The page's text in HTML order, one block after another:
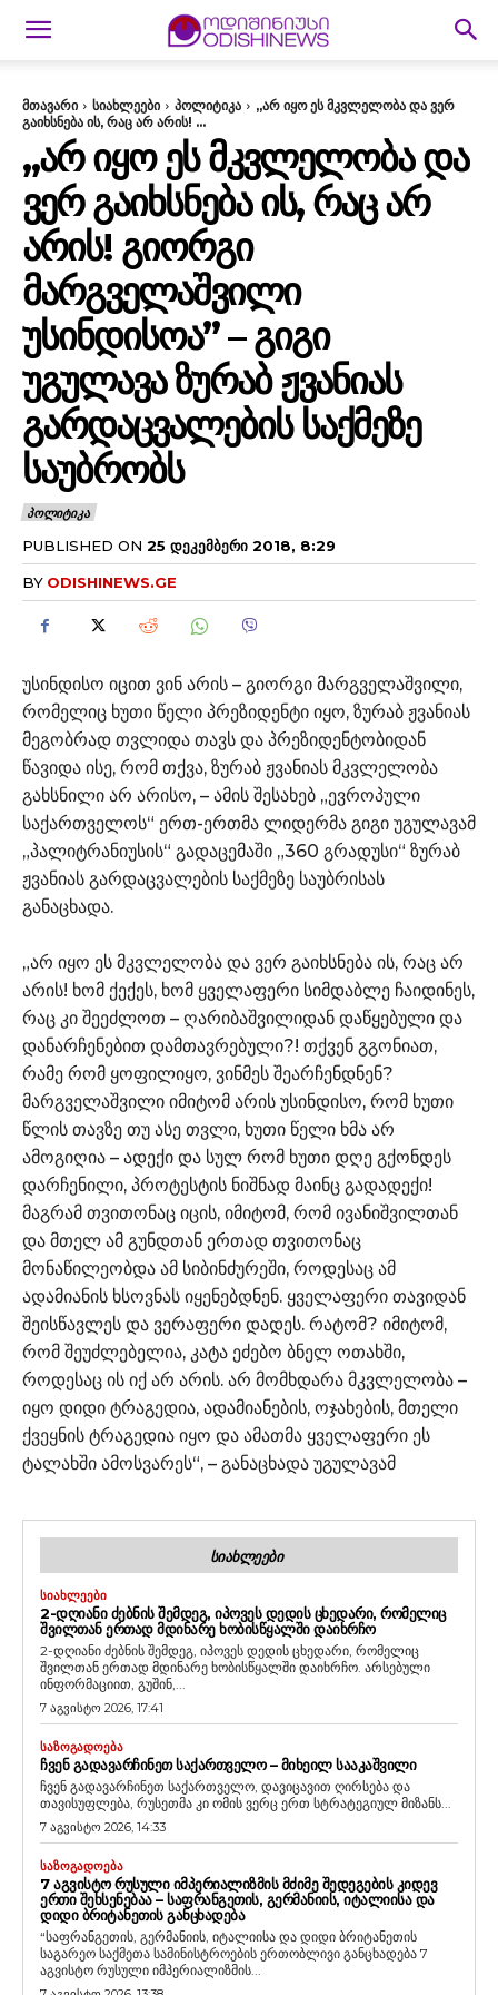
მთავარი სიახლეები პოლიტიკა
„არ იყო ეს მკვლელობა და ვერ
გაიხსნება ის, რაც არ არის! ...
„ᲐᲠ ᲘᲧᲝ ᲔᲡ ᲛᲙᲕᲚᲔᲚᲝᲑᲐ ᲓᲐ
ᲕᲔᲠ ᲒᲐᲘᲮᲡᲜᲔᲑᲐ ᲘᲡ, ᲠᲐᲪ ᲐᲠ
ᲐᲠᲘᲡ! ᲒᲘᲝᲠᲒᲘ
ᲛᲐᲠᲒᲕᲔᲚᲐᲨᲕᲘᲚᲘ
ᲣᲡᲘᲜᲓᲘᲡᲝᲐ” – ᲒᲘᲒᲘ
ᲣᲒᲣᲚᲐᲕᲐ ᲖᲣᲠᲐᲑ ᲟᲕᲐᲜᲘᲐᲡ
ᲒᲐᲠᲓᲐᲪᲕᲐᲚᲔᲑᲘᲡ ᲡᲐᲥᲛᲔᲖᲔ
ᲡᲐᲣᲑᲠᲝᲑᲡ
ᲞᲝᲚᲘᲢᲘᲙᲐ
PUBLISHED ON 25 ᲓᲔᲙᲔᲛᲑᲔᲠᲘ 2018, 8:29
BY ODISHINEWS.GE
უსინდისო იცით ვინ არის – გიორგი მარგველაშვილი,
რომელიც ხუთი წელი პრეზიდენტი იყო, ზურაბ ჟვანიას
მეგობრად თვლიდა თავს და პრეზიდენტობიდან
წავიდა ისე, რომ თქვა, ზურაბ ჟვანიას მკვლელობა
გახსნილი არ არისო, – ამის შესახებ „ევროპული
საქართველოს“ ერთ-ერთმა ლიდერმა გიგი უგულავამ
„პალიტრანიუსის“ გადაცემაში „360 გრადუსი“ ზურაბ
ჟვანიას გარდაცვალების საქმეზე საუბრისას
განაცხადა.
„არ იყო ეს მკვლელობა და ვერ გაიხსნება ის, რაც არ
არის! ხომ ქექეს, ხომ ყველაფერი სიმდაბლე ჩაიდინეს,
რაც კი შეეძლოთ – ღარიბაშვილიდან დაწყებული და
დანარჩენებით დამთავრებული?! თქვენ გგონიათ,
რამე რომ ყოფილიყო, ვინმეს შეარჩენდნენ?
მარგველაშვილი იმიტომ არის უსინდისო, რომ ხუთი
წლის თავზე თუ ასე თვლი, ხუთი წელი ხმა არ
ამოგიღია – ადექი და სულ რომ ხუთი დღე გქონდეს
დარჩენილი, პროტესტის ნიშნად მაინც გადადექი!
მაგრამ თვითონაც იცის, იმიტომ, რომ ივანიშვილთან
და მთელ ამ გუნდთან ერთად თვითონაც
მონაწილეობდა ამ სიბინძურეში, როდესაც ამ
ადამიანის ხსოვნას იყენებდნენ. ყველაფერი თავიდან
შეისწავლეს და ვერაფერი დადეს. რატომ? იმიტომ,
რომ შეუძლებელია, კატა ეძებო ბნელ ოთახში,
როდესაც ის იქ არ არის. არ მომხდარა მკვლელობა –
იყო დიდი ტრაგედია, ადამიანების, ოჯახების, მთელი
ქვეყნის ტრაგედია იყო და ამათმა ყველაფერი ეს
ტალახში ამოსვარეს“, – განაცხადა უგულავამ
ᲡᲘᲐᲮᲚᲔᲔᲑᲘ
ᲡᲘᲐᲮᲚᲔᲔᲑᲘ
2-ᲓᲦᲘᲐᲜᲘ ᲫᲔᲑᲜᲘᲡ ᲨᲔᲛᲓᲔᲒ, ᲘᲞᲝᲕᲔᲡ ᲓᲔᲓᲘᲡ ᲪᲮᲔᲓᲐᲠᲘ, ᲠᲝᲛᲔᲚᲘᲪ
ᲨᲕᲘᲚᲗᲐᲜ ᲔᲠᲗᲐᲓ ᲛᲓᲘᲜᲐᲠᲔ ᲮᲝᲑᲘᲡᲬᲧᲐᲚᲨᲘ ᲓᲐᲘᲮᲠᲩᲝ
2-დღიანი ძებნის შემდეგ, იპოვეს დედის ცხედარი, რომელიც
შვილთან ერთად მდინარე ხობისწყალში დაიხრჩო. არსებული
ინფორმაციით, გუშინ,...
7 აგვისტო 2026, 17:41
ᲡᲐᲖᲝᲒᲐᲓᲝᲔᲑᲐ
ᲩᲕᲔᲜ ᲒᲐᲓᲐᲕᲐᲠᲩᲘᲜᲔᲗ ᲡᲐᲥᲐᲠᲗᲕᲔᲚᲝ – ᲛᲘᲮᲔᲘᲚ ᲡᲐᲐᲙᲐᲨᲕᲘᲚᲘ
ჩვენ გადავარჩინეთ საქართველო, დავიცავით ღირსება და
თავისუფლება, რუსეთმა კი ომის ვერც ერთ სტრატეგიულ მიზანს...
7 აგვისტო 2026, 14:33
ᲡᲐᲖᲝᲒᲐᲓᲝᲔᲑᲐ
7 ᲐᲒᲕᲘᲡᲢᲝ ᲠᲣᲡᲣᲚᲘ ᲘᲛᲞᲔᲠᲘᲐᲚᲘᲖᲛᲘᲡ ᲛᲫᲘᲛᲔ ᲨᲔᲓᲔᲒᲔᲑᲘᲡ ᲙᲘᲓᲔᲕ
ᲔᲠᲗᲘ ᲨᲔᲮᲡᲔᲜᲔᲑᲐᲐ – ᲡᲐᲤᲠᲐᲜᲒᲔᲗᲘᲡ, ᲒᲔᲠᲛᲐᲜᲘᲘᲡ, ᲘᲢᲐᲚᲘᲘᲡᲐ ᲓᲐ
ᲓᲘᲓᲘ ᲑᲠᲘᲢᲐᲜᲔᲗᲘᲡ ᲒᲐᲜᲪᲮᲐᲓᲔᲑᲐ
“საფრანგეთის, გერმანიის, იტალიისა და დიდი ბრიტანეთის
საგარეო საქმეთა სამინისტროების ერთობლივი განცხადება 7
აგვისტო რუსული იმპერიალიზმის...